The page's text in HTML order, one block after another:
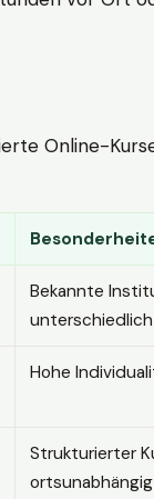
Online-
Bekannte
unterschiedlich
Hohe
Strukturierter
ortsunabhängig